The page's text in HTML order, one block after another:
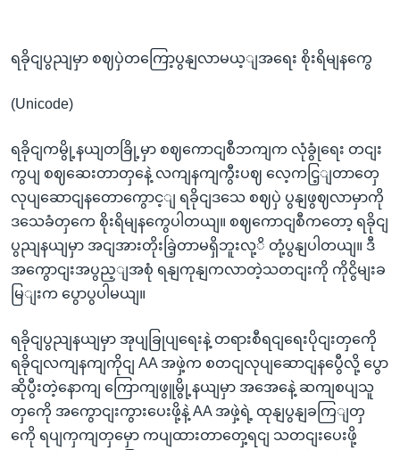
ရခိုငျပွညျမှာ စဈပှဲတကြော့ပွနျလာမယ့ျအရေး စိုးရိမျနကွေ
(Unicode)
ရခိုငျကမွို့နယျတခြို့မှာ စဈကောငျစီဘကျက လုံခွုံရေး တငျး
ကွပျ စဈဆေးတာတှနေဲ့ လကျနကျကွီးပဈ လေ့ကငြ့ျတာတှေ
လုပျဆောငျနတောကွောင့ျ ရခိုငျဒသေ စဈပှဲ ပွနျဖွဈလာမှာကို
ဒသေခံတှကေ စိုးရိမျနကွေပါတယျ။ စဈကောငျစီကတော့ ရခိုငျ
ပွညျနယျမှာ အငျအားတိုးခြဲ့တာမရှိဘူးလု့ိ တုံ့ပွနျပါတယျ။ ဒီ
အကွောငျးအပွည့ျအစုံ ရနျကုနျကလာတဲ့သတငျးကို ကိုငွိမျးခ
မြျးက ပွောပွပါမယျ။
ရခိုငျပွညျနယျမှာ အုပျခြုပျရေးနဲ့ တရားစီရငျရေးပိုငျးတှကေို
ရခိုငျလကျနကျကိုငျ AA အဖှဲ့က စတငျလုပျဆောငျနပွေီလို့ ပွော
ဆိုပွီးတဲ့နောကျ ကြောကျဖွူမွို့နယျမှာ အအေနေဲ့ ဆကျစပျသူ
တှကေို အကွောငျးကွားပေးဖို့နဲ့ AA အဖှဲ့ရဲ့ ထုနျပွနျခကြျတှ
ကေို ရပျကှကျတှမှော ကပျထားတာတှေ့ရငျ သတငျးပေးဖို့